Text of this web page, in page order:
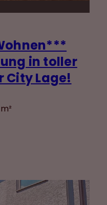
in toller
City Lage!